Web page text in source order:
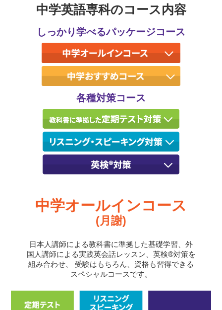
中学英語専科のコース内容
しっかり学べるパッケージコース
各種対策コース
中学オールインコース
(月謝)
日本人講師による教科書に準拠した基礎学習、外
国人講師による実践英会話レッスン、英検®対策を
組み合わせ、
受験はもちろん、資格も習得できる
スペシャルコースです。